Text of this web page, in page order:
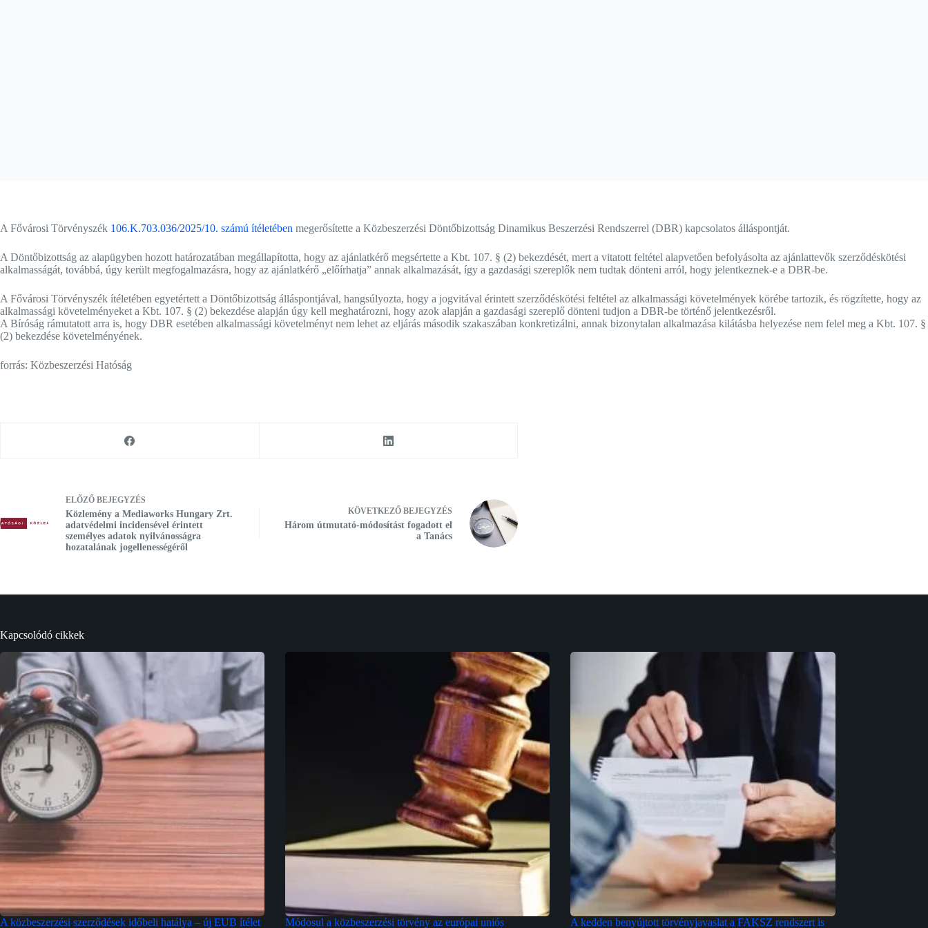
A Fővárosi Törvényszék 106.K.703.036/2025/10. számú ítéletében megerősítette a Közbeszerzési Döntőbizottság Dinamikus Beszerzési Rendszerrel (DBR) kapcsolatos álláspontját.
A Döntőbizottság az alapügyben hozott határozatában megállapította, hogy az ajánlatkérő megsértette a Kbt. 107. § (2) bekezdését, mert a vitatott feltétel alapvetően befolyásolta az ajánlattevők szerződéskötési
alkalmasságát, továbbá, úgy került megfogalmazásra, hogy az ajánlatkérő „előírhatja” annak alkalmazását, így a gazdasági szereplők nem tudtak dönteni arról, hogy jelentkeznek-e a DBR-be.
A Fővárosi Törvényszék ítéletében egyetértett a Döntőbizottság álláspontjával, hangsúlyozta, hogy a jogvitával érintett szerződéskötési feltétel az alkalmassági követelmények körébe tartozik, és rögzítette, hogy az
alkalmassági követelményeket a Kbt. 107. § (2) bekezdése alapján úgy kell meghatározni, hogy azok alapján a gazdasági szereplő dönteni tudjon a DBR-be történő jelentkezésről.
A Bíróság rámutatott arra is, hogy DBR esetében alkalmassági követelményt nem lehet az eljárás második szakaszában konkretizálni, annak bizonytalan alkalmazása kilátásba helyezése nem felel meg a Kbt. 107. §
(2) bekezdése követelményének.
forrás: Közbeszerzési Hatóság
ELŐZŐ BEJEGYZÉS
Közlemény a Mediaworks Hungary Zrt.
adatvédelmi incidensével érintett
személyes adatok nyilvánosságra
hozatalának jogellenességéről
KÖVETKEZŐ BEJEGYZÉS
Három útmutató-módosítást fogadott el
a Tanács
Kapcsolódó cikkek
A közbeszerzési szerződések időbeli hatálya – új EUB ítélet Módosul a közbeszerzési törvény az európai uniós A kedden benyújtott törvényjavaslat a FAKSZ rendszert is